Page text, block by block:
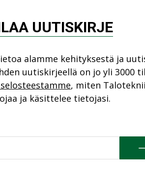
menetelmät
vakiinnuttavat
UUTISKIRJE
alamme kehityksestä ja
uutiskirjeellä on jo yli 3000
, miten
ja käsittelee tietojasi.